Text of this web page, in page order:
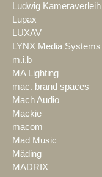
Ludwig Kameraverleih
Lupax
LUXAV
LYNX Media Systems
m.i.b
MA Lighting
mac. brand spaces
Mach Audio
Mackie
macom
Mad Music
Mäding
MADRIX